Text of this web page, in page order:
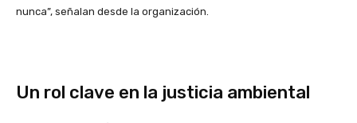
nunca”, señalan desde la organización.
Un rol clave en la justicia ambiental